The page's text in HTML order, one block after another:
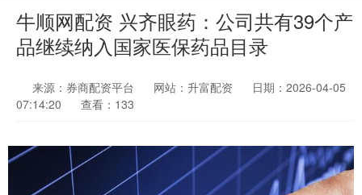
牛顺网配资 兴齐眼药：公司共有39个产
品继续纳入国家医保药品目录
来源：券商配资平台 网站：升富配资
日期：2026-04-05
07:14:20
查看：133